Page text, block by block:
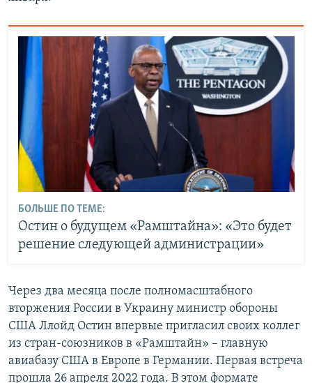
БОЛЬШЕ ПО ТЕМЕ:
Остин о будущем «Рамштайна»: «Это будет
решение следующей администрации»
Через два месяца после полномасштабного
вторжения России в Украину министр обороны
США Ллойд Остин впервые пригласил своих коллег
из стран-союзников в «Рамштайн» – главную
авиабазу США в Европе в Германии. Первая встреча
прошла 26 апреля 2022 года. В этом формате